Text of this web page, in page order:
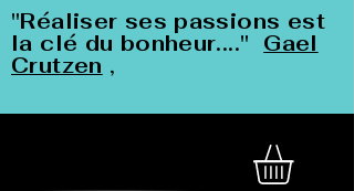
"Réaliser ses passions est
la clé du bonheur...." Gael
Crutzen ,